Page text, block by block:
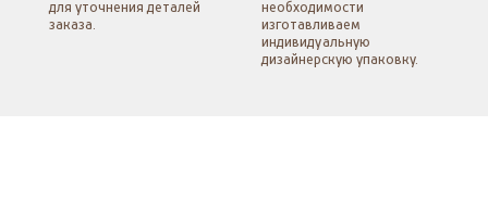
для уточнения деталей
заказа.
необходимости
изготавливаем
индивидуальную
дизайнерскую упаковку.